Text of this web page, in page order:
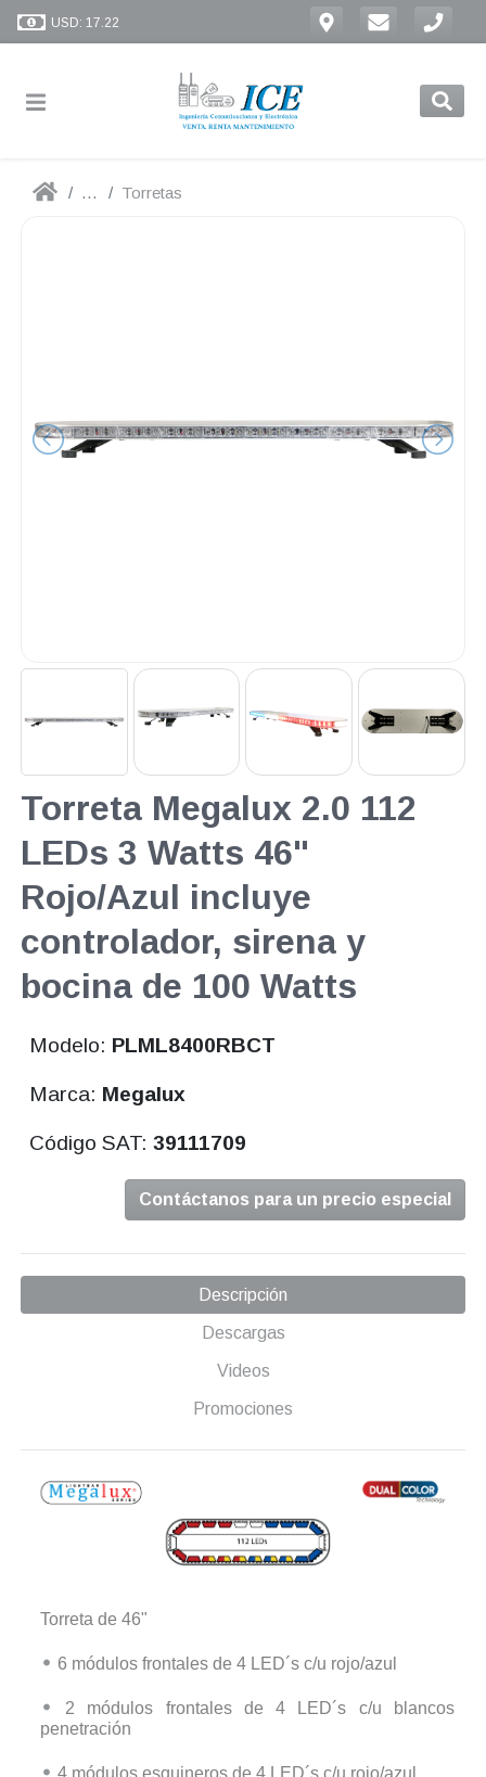
USD: 17.22
... Torretas
Torreta Megalux 2.0 112
LEDs 3 Watts 46"
Rojo/Azul incluye
controlador, sirena y
bocina de 100 Watts
Modelo: PLML8400RBCT
Marca: Megalux
Código SAT:39111709
Contáctanos para un precio especial
Descripción
Descargas
Videos
Promociones
Torreta de 46"
6 módulos frontales de 4 LED´s c/u rojo/azul
2 módulos frontales de 4 LED´s c/u blancos
penetración
4 módulos esquineros de 4 LED´s c/u rojo/azul